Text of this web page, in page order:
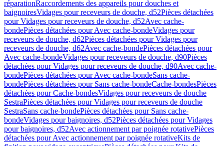
réparationRaccordements des appareils pour douches et
baignoiresVidages pour receveurs de douche, d52Pièces détachées
pour Vidages pour receveurs de douche, d52Avec cache-
bondePièces détachées pour Avec cache-bondeVidages pour
receveurs de douche, d62Pièces détachées pour Vidages pour
receveurs de douche, d62Avec cache-bondePièces détachées pour
Avec cache-bondeVidages pour receveurs de douche, d90Pièces
détachées pour Vidages pour receveurs de douche, d90Avec cache-
bondePièces détachées pour Avec cache-bondeSans cache-
bondePièces détachées pour Sans cache-bondeCache-bondesPièces
détachées pour Cache-bondesVidages pour receveurs de douche
SestraPièces détachées pour Vidages pour receveurs de douche
SestraSans cache-bondePièces détachées pour Sans cache-
bondeVidages pour baignoires, d52Pièces détachées pour Vidages
pour baignoires, d52Avec actionnement par poignée rotativePièces
détachées pour Avec actionnement par poignée rotativeKits de